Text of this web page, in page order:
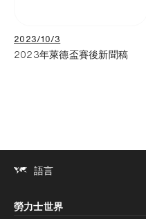
2023/10/3
2023年萊德盃賽後新聞稿
語言
增加對比度
停用
勞力士世界